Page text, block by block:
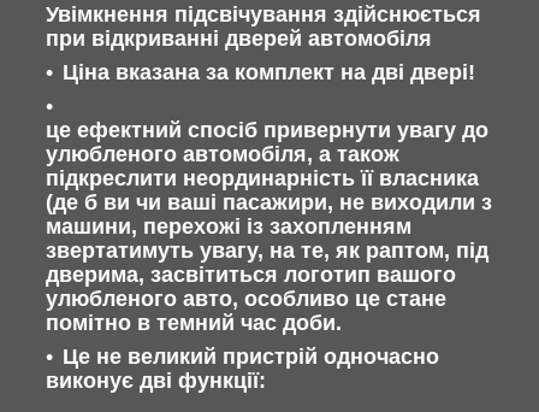
Увімкнення підсвічування здійснюється
при відкриванні дверей автомобіля
Ціна вказана за комплект на дві двері!
це ефектний спосіб привернути увагу до
улюбленого автомобіля, а також
підкреслити неординарність її власника
(де б ви чи ваші пасажири, не виходили з
машини, перехожі із захопленням
звертатимуть увагу, на те, як раптом, під
дверима, засвітиться логотип вашого
улюбленого авто, особливо це стане
помітно в темний час доби.
Це не великий пристрій одночасно
виконує дві функції: